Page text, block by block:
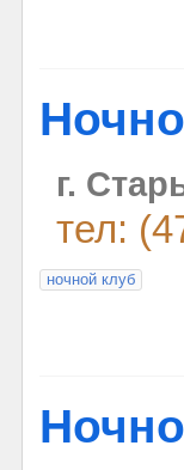
г.
тел:
ночной клуб